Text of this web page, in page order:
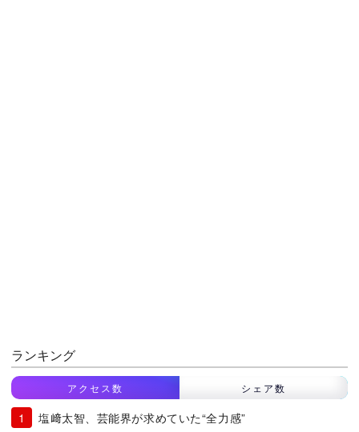
ランキング
アクセス数 シェア数
塩﨑太智、芸能界が求めていた“全力感”